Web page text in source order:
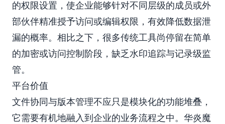
的权限设置，使企业能够针对不同层级的成员或外
部伙伴精准授予访问或编辑权限，有效降低数据泄
漏的概率。相比之下，很多传统工具尚停留在简单
的加密或访问控制阶段，缺乏水印追踪与记录级监
管。
平台价值
文件协同与版本管理不应只是模块化的功能堆叠，
它需要有机地融入到企业的业务流程之中。华炎魔